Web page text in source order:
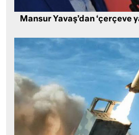
Mansur Yavaş’dan ‘çerçeve